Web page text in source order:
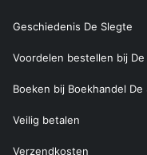
Geschiedenis De Slegte
Voordelen bestellen bij De
Boeken bij Boekhandel De
Veilig betalen
Verzendkosten